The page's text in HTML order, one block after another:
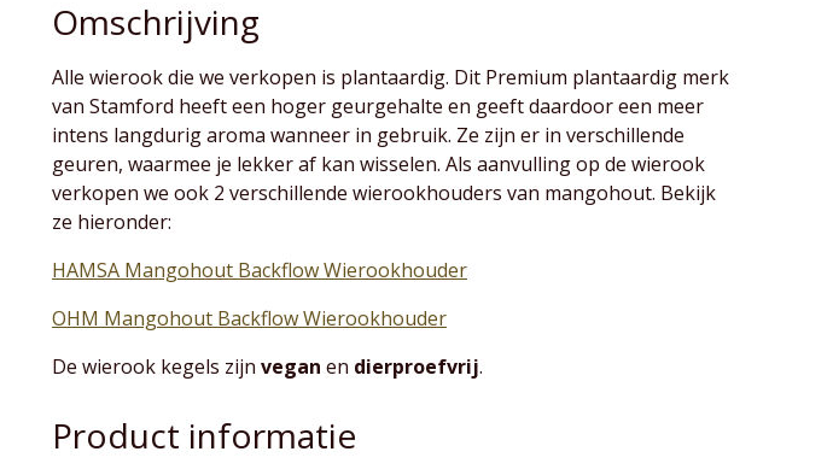
Omschrijving
Alle wierook die we verkopen is plantaardig. Dit Premium plantaardig merk
van Stamford heeft een hoger geurgehalte en geeft daardoor een meer
intens langdurig aroma wanneer in gebruik. Ze zijn er in verschillende
geuren, waarmee je lekker af kan wisselen. Als aanvulling op de wierook
verkopen we ook 2 verschillende wierookhouders van mangohout. Bekijk
ze hieronder:
HAMSA Mangohout Backflow Wierookhouder
OHM Mangohout Backflow Wierookhouder
De wierook kegels zijn vegan en dierproefvrij.
Product informatie